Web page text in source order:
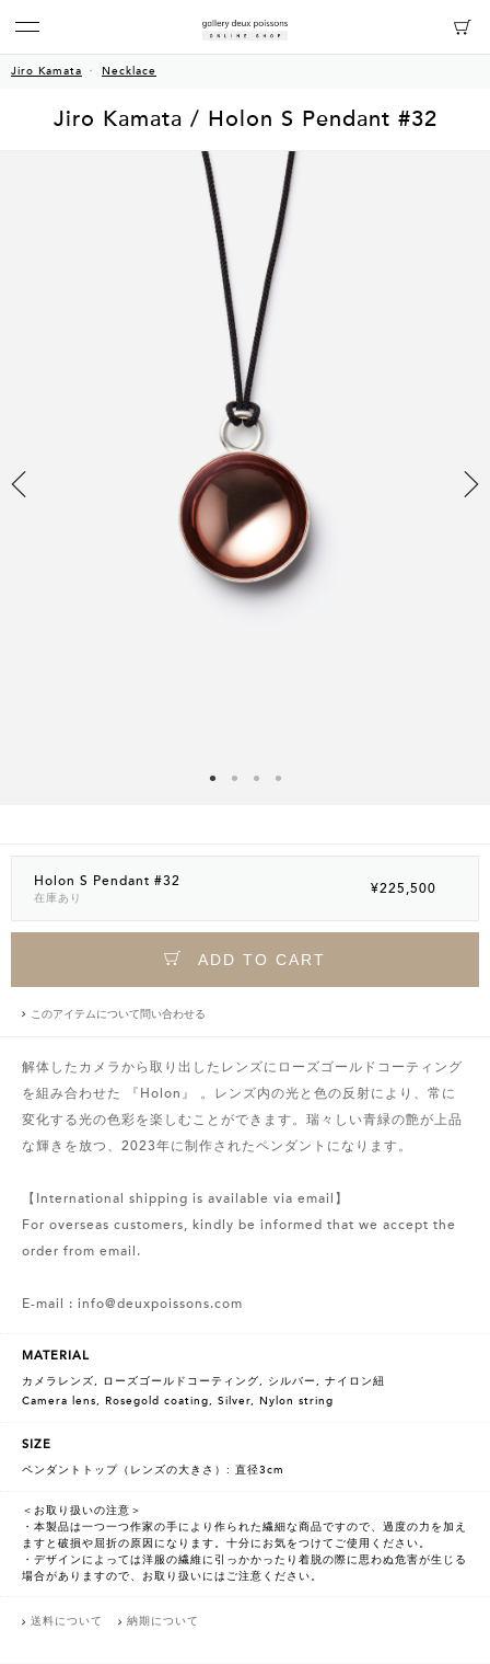
Jiro Kamata Necklace
Jiro Kamata / Holon S Pendant #32
Holon S Pendant #32
在庫あり
¥225,500
ADD TO CART
このアイテムについて問い合わせる
解体したカメラから取り出したレンズにローズゴールドコーティング
を組み合わせた 『Holon』 。レンズ内の光と色の反射により、常に
変化する光の色彩を楽しむことができます。瑞々しい青緑の艶が上品
な輝きを放つ、2023年に制作されたペンダントになります。
【International shipping is available via email】
For overseas customers, kindly be informed that we accept the
order from email.
E-mail : info@deuxpoissons.com
MATERIAL
カメラレンズ, ローズゴールドコーティング, シルバー, ナイロン紐
Camera lens, Rosegold coating, Silver, Nylon string
SIZE
ペンダントトップ（レンズの大きさ）: 直径3cm
＜お取り扱いの注意＞
・本製品は一つ一つ作家の手により作られた繊細な商品ですので、過度の力を加え
ますと破損や屈折の原因になります。十分にお気をつけてご使用ください。
・デザインによっては洋服の繊維に引っかかったり着脱の際に思わぬ危害が生じる
場合がありますので、お取り扱いにはご注意ください。
送料について 納期について